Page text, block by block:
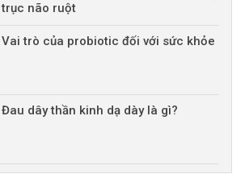
trục não ruột
Vai trò của probiotic đối với sức khỏe
Đau dây thần kinh dạ dày là gì?